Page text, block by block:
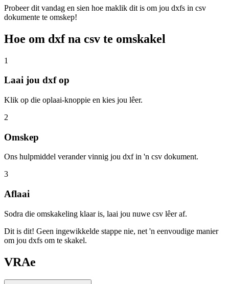
Probeer dit vandag en sien hoe maklik dit is om jou dxfs in csv
dokumente te omskep!
Hoe om dxf na csv te omskakel
1
Laai jou dxf op
Klik op die oplaai-knoppie en kies jou lêer.
2
Omskep
Ons hulpmiddel verander vinnig jou dxf in 'n csv dokument.
3
Aflaai
Sodra die omskakeling klaar is, laai jou nuwe csv lêer af.
Dit is dit! Geen ingewikkelde stappe nie, net 'n eenvoudige manier
om jou dxfs om te skakel.
VRAe